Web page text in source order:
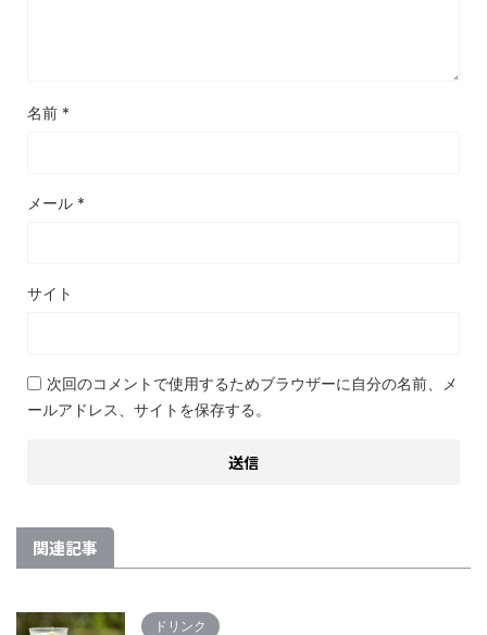
名前 *
メール *
サイト
次回のコメントで使用するためブラウザーに自分の名前、メ
ールアドレス、サイトを保存する。
関連記事
ドリンク